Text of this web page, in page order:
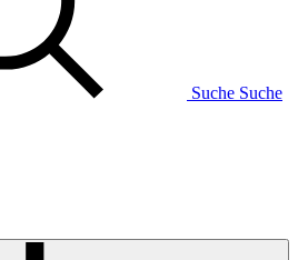
Suche Suche